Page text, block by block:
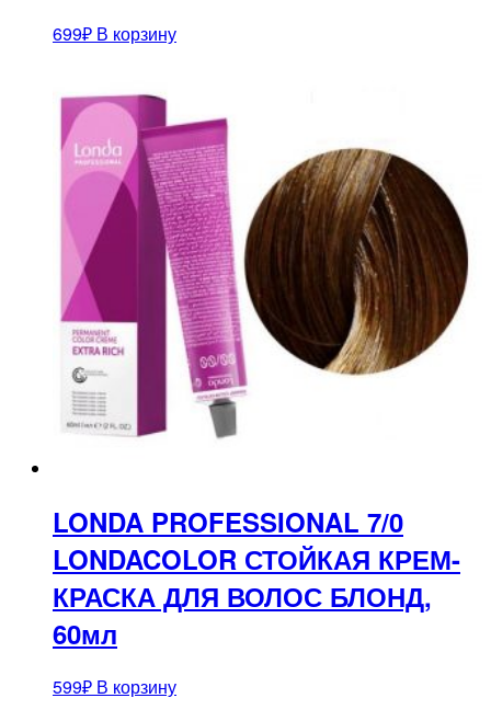
699₽ В корзину
LONDA PROFESSIONAL 7/0
LONDACOLOR СТОЙКАЯ КРЕМ-
КРАСКА ДЛЯ ВОЛОС БЛОНД,
60мл
599₽ В корзину